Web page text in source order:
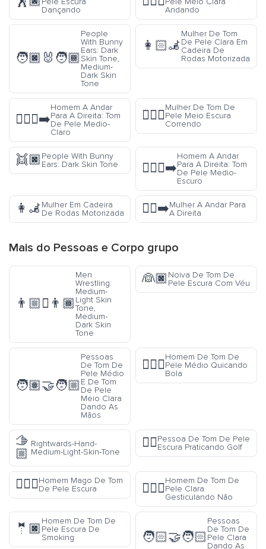
Dançando
Andando
🧑🏿‍🐰‍🧑🏾
People
With Bunny
Ears: Dark
Skin Tone,
Medium-
Dark Skin
Tone
👩🏻‍🦼
Mulher De Tom
De Pele Clara Em
Cadeira De
Rodas Motorizada
🚶🏼‍♂️‍➡️
Homem A Andar
Para A Direita: Tom
De Pele Medio-
Claro
🏃🏾‍♀️
Mulher De Tom De
Pele Meio Escura
Correndo
👯🏿People With Bunny
Ears: Dark Skin Tone
🚶🏾‍♂️‍➡️
Homem A Andar
Para A Direita: Tom
De Pele Medio-
Escuro
👩‍🦼Mulher Em Cadeira
De Rodas Motorizada
🚶‍♀️‍➡️Mulher A Andar Para
A Direita
Mais do Pessoas e Corpo grupo
👨🏼‍🫯‍👨🏾
Men
Wrestling:
Medium-
Light Skin
Tone,
Medium-
Dark Skin
Tone
👰🏿Noiva De Tom De
Pele Escura Com Véu
🧑🏽‍🤝‍🧑🏼
Pessoas
De Tom De
Pele Médio
E De Tom
De Pele
Meio Clara
Dando As
Mãos
⛹🏽‍♂️
Homem De Tom De
Pele Médio Quicando
Bola
🫱
🏼
Rightwards-Hand-
Medium-Light-Skin-Tone
🏌🏿Pessoa De Tom De Pele
Escura Praticando Golf
🧙🏿‍♂️Homem Mago De Tom
De Pele Escura
🙅🏻‍♂️
Homem De Tom De
Pele Clara
Gesticulando Não
🤵🏿
Homem De Tom De
Pele Escura De
Smoking
🧑🏻‍🤝‍🧑🏻
Pessoas
De Tom De
Pele Clara
Dando As